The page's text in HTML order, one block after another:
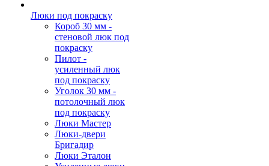
Люки под покраску
Короб 30 мм -
стеновой люк под
покраску
Пилот -
усиленный люк
под покраску
Уголок 30 мм -
потолочный люк
под покраску
Люки Мастер
Люки-двери
Бригадир
Люки Эталон